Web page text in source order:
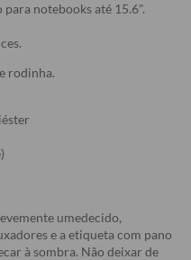
notebooks até 15.6".
rodinha.
umedecido,
e a etiqueta com pano
à sombra. Não deixar de